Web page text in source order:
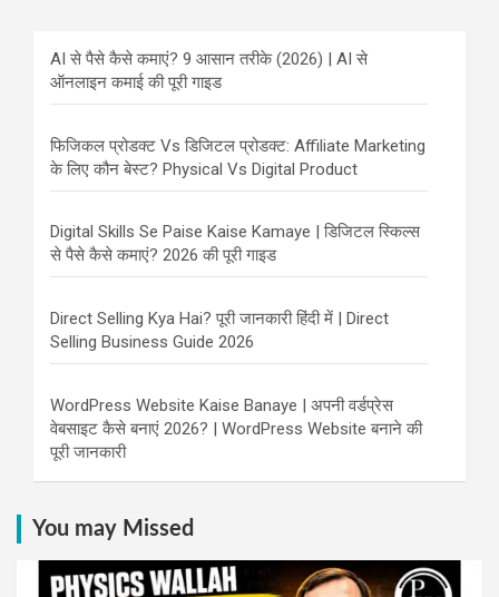
AI से पैसे कैसे कमाएं? 9 आसान तरीके (2026) | AI से
ऑनलाइन कमाई की पूरी गाइड
फिजिकल प्रोडक्ट Vs डिजिटल प्रोडक्ट: Affiliate Marketing
के लिए कौन बेस्ट? Physical Vs Digital Product
Digital Skills Se Paise Kaise Kamaye | डिजिटल स्किल्स
से पैसे कैसे कमाएं? 2026 की पूरी गाइड
Direct Selling Kya Hai? पूरी जानकारी हिंदी में | Direct
Selling Business Guide 2026
WordPress Website Kaise Banaye | अपनी वर्डप्रेस
वेबसाइट कैसे बनाएं 2026? | WordPress Website बनाने की
पूरी जानकारी
You may Missed